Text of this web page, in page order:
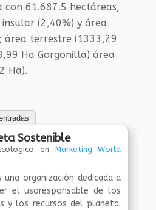
con 61.687.5 hectáreas,
(2,40%) y área
área terrestre (1333,29
Ha Gorgonilla) área
Ha).
Sostenible
en Marketing World
una organización dedicada a
el usoresponsable de los
y los recursos del planeta.